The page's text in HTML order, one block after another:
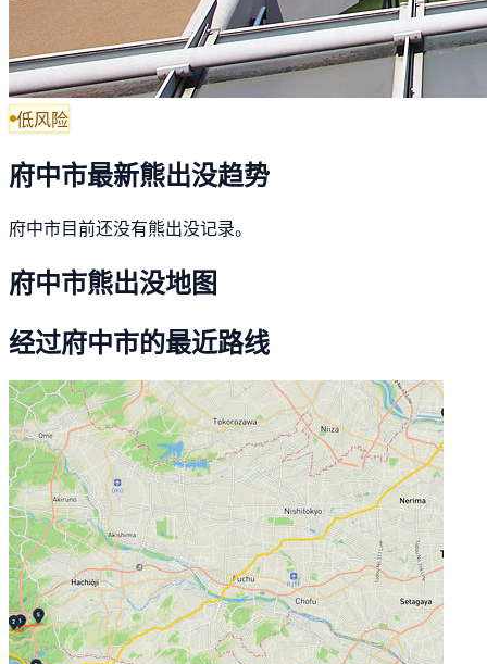
低风险
府中市最新熊出没趋势
府中市目前还没有熊出没记录。
府中市熊出没地图
经过府中市的最近路线